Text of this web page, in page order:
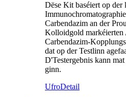
Dëse Kit baséiert op
Carbendazim an der
Kolloidgold markéierten
Carbendazim-
dat op der Testlinn
D'Testergebnis kann
ginn.
UfroDetail